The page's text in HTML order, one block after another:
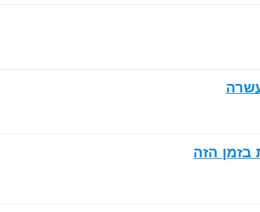
בזמן הזה